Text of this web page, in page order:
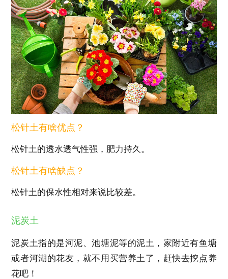
松针土有啥优点？
松针土的透水透气性强，肥力持久。
松针土有啥缺点？
松针土的保水性相对来说比较差。
泥炭土
泥炭土指的是河泥、池塘泥等的泥土，家附近有鱼塘
或者河湖的花友，就不用买营养土了，赶快去挖点养
花吧！